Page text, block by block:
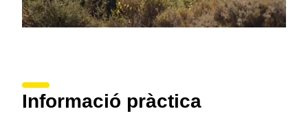
Informació pràctica